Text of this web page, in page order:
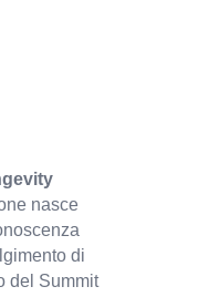
nasce
di
del Summit